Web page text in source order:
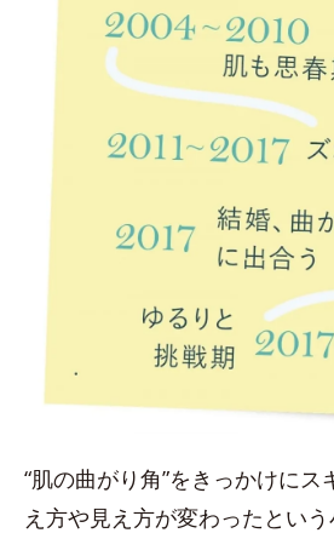
“肌の曲がり角”をきっかけに
え方や見え方が変わったという